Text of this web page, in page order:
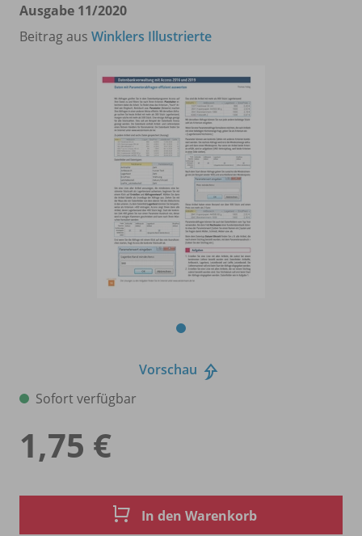
Ausgabe 11/2020
Beitrag aus Winklers Illustrierte
Vorschau
Sofort verfügbar
1,75 €
In den Warenkorb